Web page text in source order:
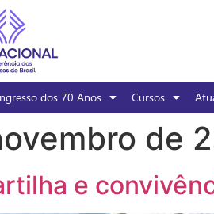
dos 70 Anos Cursos
de
e